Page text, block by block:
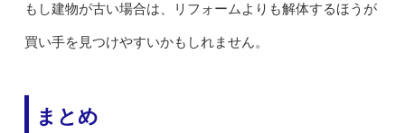
もし建物が古い場合は、リフォームよりも解体するほうが
買い手を見つけやすいかもしれません。
まとめ